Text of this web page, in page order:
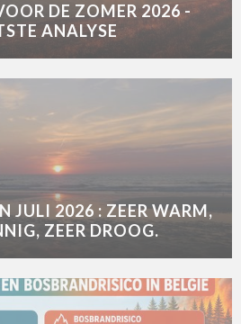
DE ZOMER 2026 -
ANALYSE
JULI 2026 : ZEER WARM,
ZEER DROOG.